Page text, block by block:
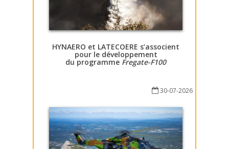
HYNAERO et LATECOERE s’associent
pour le développement
du programme Fregate-F100
30-07-2026